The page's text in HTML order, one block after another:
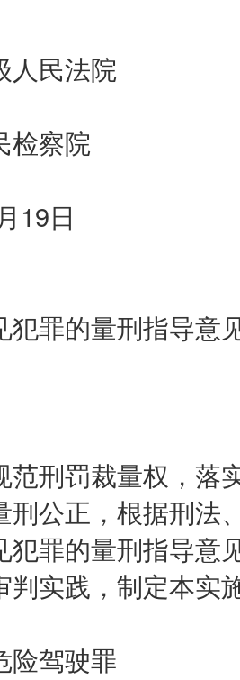
人民法院
检察院
19日
犯罪的量刑指导
范刑罚裁量权，落
刑公正，根据刑法
犯罪的量刑指导
判实践，制定本实
驾驶罪